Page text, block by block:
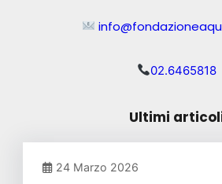
02.6465818
Ultimi
24 Marzo 2026